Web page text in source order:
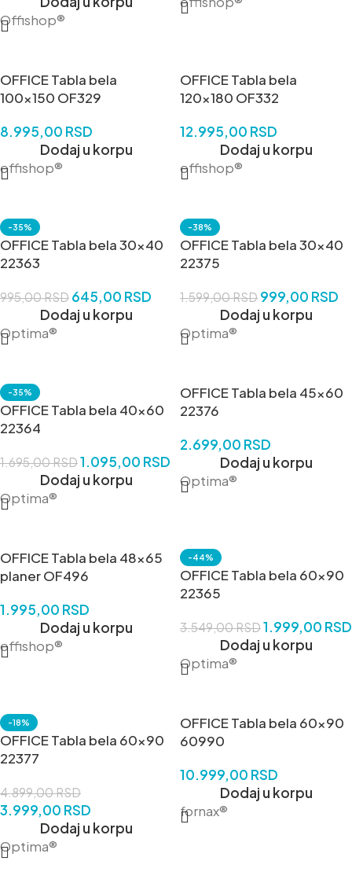
Offishop®
OFFICE Tabla bela
100×150 OF329
8.995,00 RSD
Dodaj u korpu
offishop®
OFFICE Tabla bela
120×180 OF332
12.995,00 RSD
Dodaj u korpu
offishop®
-35%
OFFICE Tabla bela 30×40
22363
995,00RSD 645,00 RSD
Dodaj u korpu
Optima®
-38%
OFFICE Tabla bela 30×40
22375
1.599,00RSD 999,00 RSD
Dodaj u korpu
Optima®
-35%
OFFICE Tabla bela 40×60
22364
1.695,00RSD1.095,00 RSD
Dodaj u korpu
Optima®
OFFICE Tabla bela 45×60
22376
2.699,00 RSD
Dodaj u korpu
Optima®
OFFICE Tabla bela 48×65
planer OF496
1.995,00 RSD
Dodaj u korpu
offishop®
-44%
OFFICE Tabla bela 60×90
22365
3.549,00RSD1.999,00 RSD
Dodaj u korpu
Optima®
-18%
OFFICE Tabla bela 60×90
22377
4.899,00RSD
3.999,00 RSD
Dodaj u korpu
Optima®
OFFICE Tabla bela 60×90
60990
10.999,00 RSD
Dodaj u korpu
fornax®